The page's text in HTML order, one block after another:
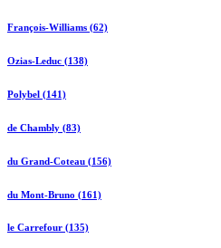
François-Williams (62)
Ozias-Leduc (138)
Polybel (141)
de Chambly (83)
du Grand-Coteau (156)
du Mont-Bruno (161)
le Carrefour (135)